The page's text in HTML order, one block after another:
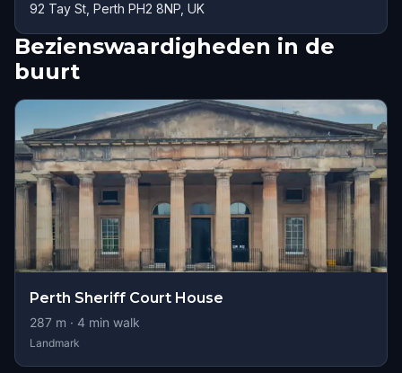
92 Tay St, Perth PH2 8NP, UK
Bezienswaardigheden in de
buurt
Perth Sheriff Court House
287 m · 4 min walk
Landmark